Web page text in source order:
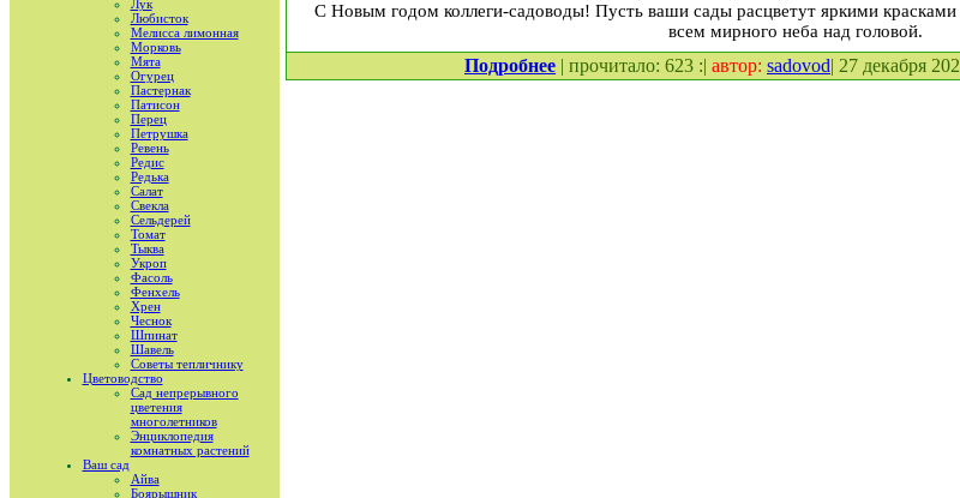
Лук
Любисток
Мелисса лимонная
Морковь
Мята
Огурец
Пастернак
Патисон
Перец
Петрушка
Ревень
Редис
Редька
Салат
Свекла
Сельдерей
Томат
Тыква
Укроп
Фасоль
Фенхель
Хрен
Чеснок
Шпинат
Шавель
Советы тепличнику
Цветоводство
Сад непрерывного
цветения
многолетников
Энциклопедия
комнатных растений
Ваш сад
Айва
Боярышник
С Новым годом коллеги-садоводы! Пусть ваши сады расцветут яркими красками
всем мирного неба над головой.
Подробнее | прочитало: 623 :| автор: sadovod| 27 декабря